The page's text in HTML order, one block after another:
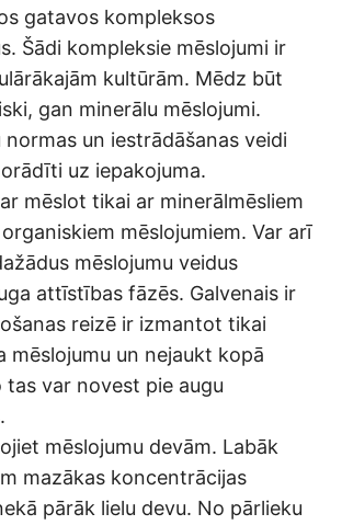
gatavos kompleksos
Šādi kompleksie mēslojumi ir
kultūrām. Mēdz būt
gan minerālu mēslojumi.
normas un iestrādāšanas veidi
uz iepakojuma.
mēslot tikai ar minerālmēsliem
mēslojumiem. Var arī
mēslojumu veidus
attīstības fāzēs. Galvenais ir
reizē ir izmantot tikai
mēslojumu un nejaukt kopā
tas var novest pie augu
mēslojumu devām. Labāk
mazākas koncentrācijas
pārāk lielu devu. No pārlieku